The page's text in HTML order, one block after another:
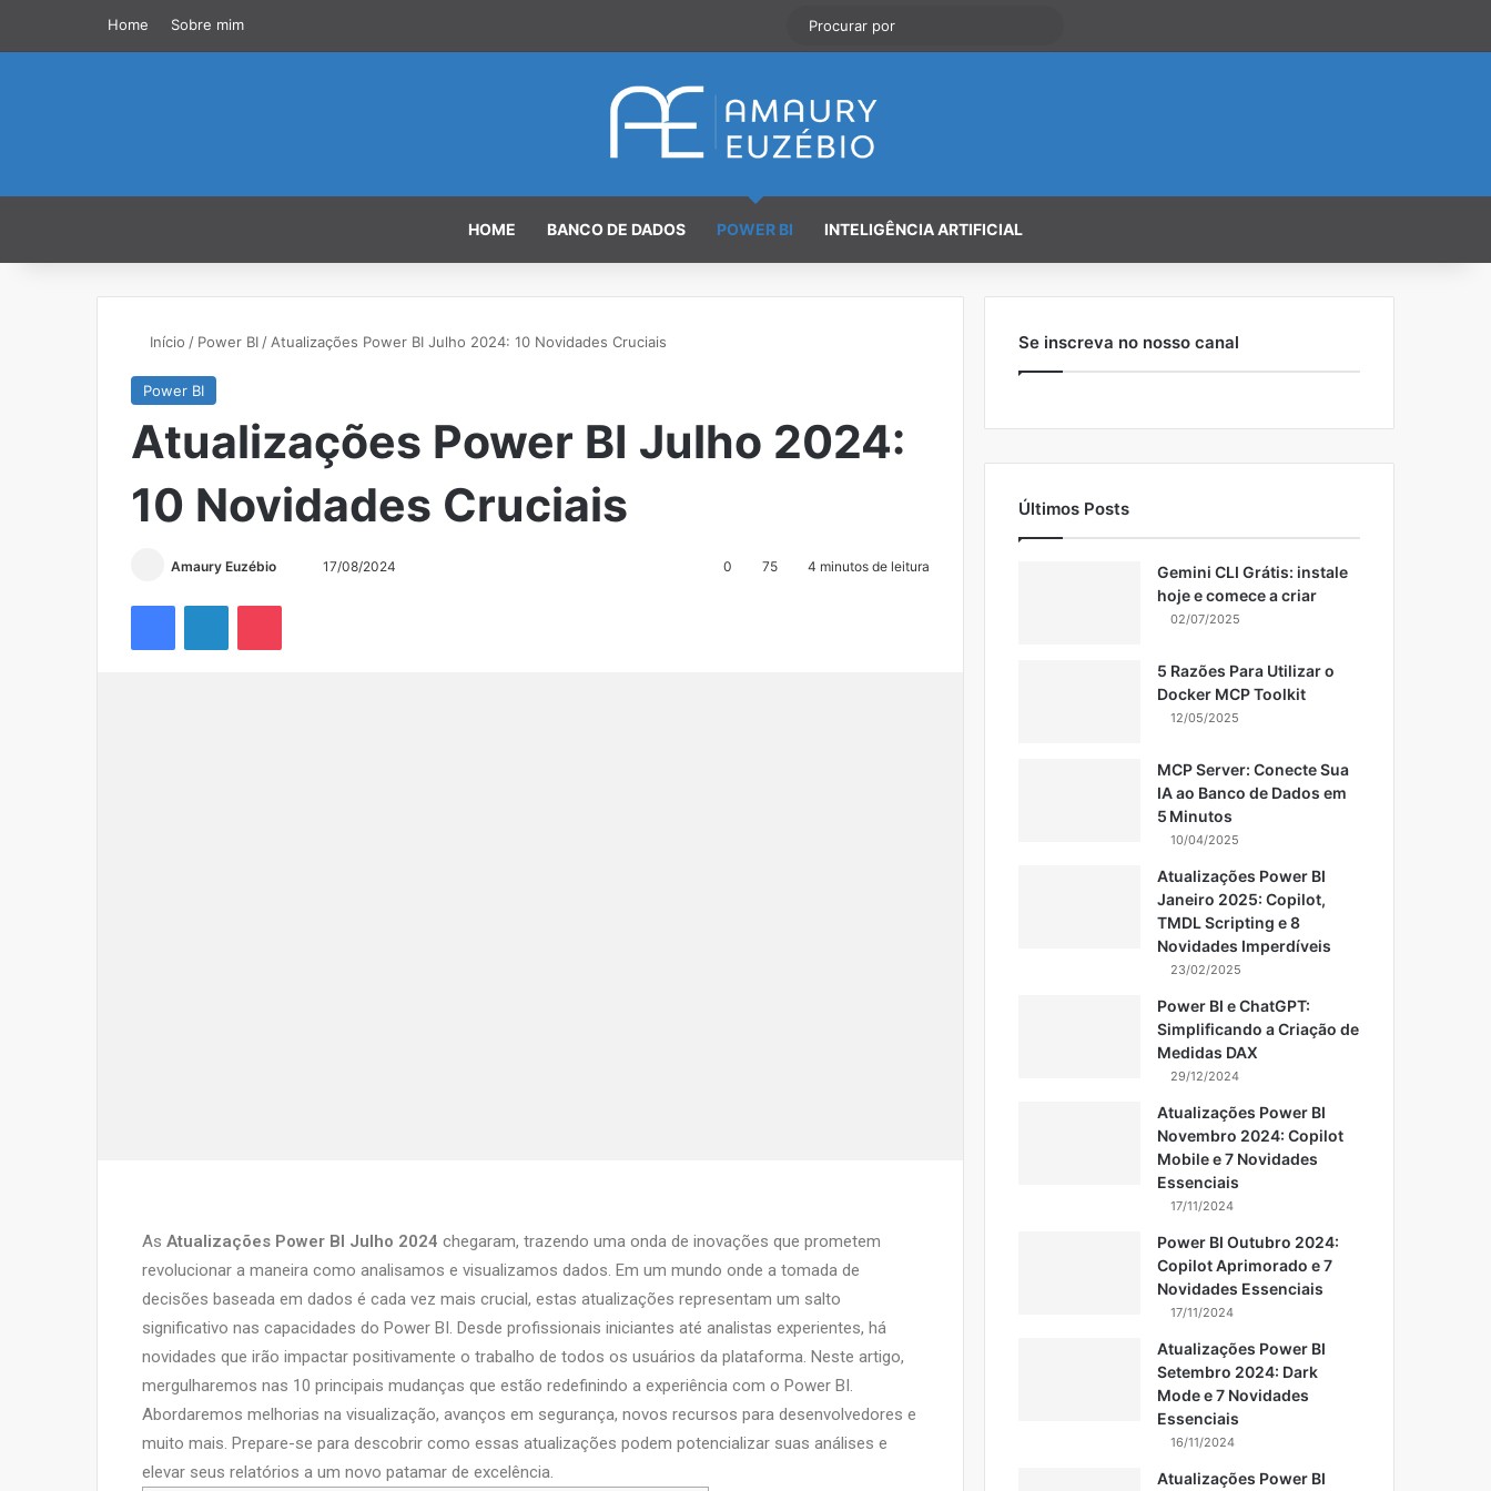
Home Sobre mim
HOME BANCO DE DADOS POWER BI INTELIGÊNCIA ARTIFICIAL
Início / Power BI / Atualizações Power BI Julho 2024: 10 Novidades Cruciais
Power BI
Atualizações Power BI Julho 2024:
10 Novidades Cruciais
Amaury Euzébio 17/08/2024 0 75 4 minutos de leitura
As Atualizações Power BI Julho 2024 chegaram, trazendo uma onda de inovações que prometem
revolucionar a maneira como analisamos e visualizamos dados. Em um mundo onde a tomada de
decisões baseada em dados é cada vez mais crucial, estas atualizações representam um salto
significativo nas capacidades do Power BI. Desde profissionais iniciantes até analistas experientes, há
novidades que irão impactar positivamente o trabalho de todos os usuários da plataforma. Neste artigo,
mergulharemos nas 10 principais mudanças que estão redefinindo a experiência com o Power BI.
Abordaremos melhorias na visualização, avanços em segurança, novos recursos para desenvolvedores e
muito mais. Prepare-se para descobrir como essas atualizações podem potencializar suas análises e
elevar seus relatórios a um novo patamar de excelência.
Se inscreva no nosso canal
Últimos Posts
Gemini CLI Grátis: instale
hoje e comece a criar
02/07/2025
5 Razões Para Utilizar o
Docker MCP Toolkit
12/05/2025
MCP Server: Conecte Sua
IA ao Banco de Dados em
5 Minutos
10/04/2025
Atualizações Power BI
Janeiro 2025: Copilot,
TMDL Scripting e 8
Novidades Imperdíveis
23/02/2025
Power BI e ChatGPT:
Simplificando a Criação de
Medidas DAX
29/12/2024
Atualizações Power BI
Novembro 2024: Copilot
Mobile e 7 Novidades
Essenciais
17/11/2024
Power BI Outubro 2024:
Copilot Aprimorado e 7
Novidades Essenciais
17/11/2024
Atualizações Power BI
Setembro 2024: Dark
Mode e 7 Novidades
Essenciais
16/11/2024
Atualizações Power BI